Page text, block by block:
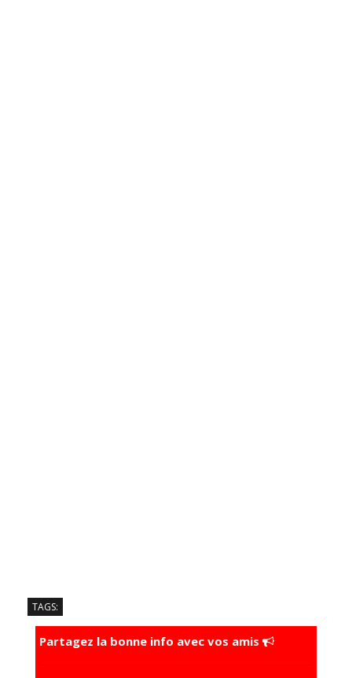
TAGS:
Partagez la bonne info avec vos amis